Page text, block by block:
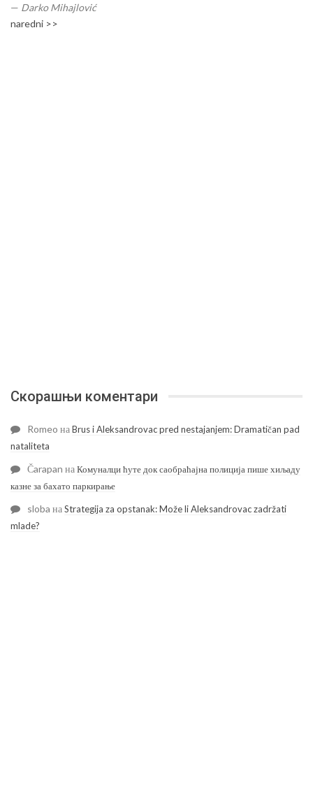
— Darko Mihajlović
naredni >>
Скорашњи коментари
Romeo наBrus i Aleksandrovac pred nestajanjem: Dramatičan pad
nataliteta
Čarapan наКомуналци ћуте док саобраћајна полиција пише хиљаду
казне за бахато паркирање
sloba наStrategija za opstanak: Može li Aleksandrovac zadržati
mlade?